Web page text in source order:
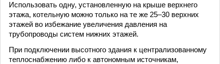
Использовать одну, установленную на крыше верхнего
этажа, котельную можно только на те же 25–30 верхних
этажей во избежание увеличения давления на
трубопроводы систем нижних этажей.
При подключении высотного здания к централизованному
теплоснабжению либо к автономным источникам,